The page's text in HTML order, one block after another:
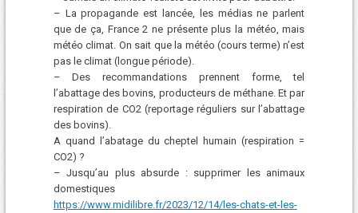
– La propagande est lancée, les médias ne parlent
que de ça, France 2 ne présente plus la météo, mais
météo climat. On sait que la météo (cours terme) n’est
pas le climat (longue période).
– Des recommandations prennent forme, tel
l’abattage des bovins, producteurs de méthane. Et par
respiration de CO2 (reportage réguliers sur l’abattage
des bovins).
A quand l’abatage du cheptel humain (respiration =
CO2) ?
– Jusqu’au plus absurde : supprimer les animaux
domestiques
https://www.midilibre.fr/2023/12/14/les-chats-et-les-